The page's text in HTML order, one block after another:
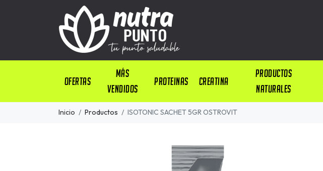
OFERTAS
Más
Vendidos
PROTEINAS CREATINA
PRODUCTOS
NATURALES
Inicio Productos ISOTONIC SACHET 5GR OSTROVIT